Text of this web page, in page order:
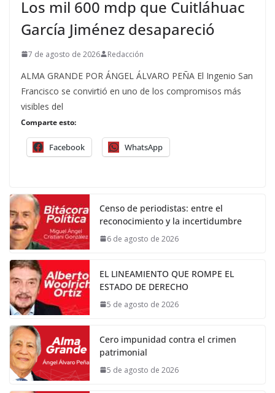
Los mil 600 mdp que Cuitláhuac
García Jiménez desapareció
7 de agosto de 2026 Redacción
ALMA GRANDE POR ÁNGEL ÁLVARO PEÑA El Ingenio San
Francisco se convirtió en uno de los compromisos más
visibles del
Comparte esto:
Facebook WhatsApp
Censo de periodistas: entre el
reconocimiento y la incertidumbre
6 de agosto de 2026
EL LINEAMIENTO QUE ROMPE EL
ESTADO DE DERECHO
5 de agosto de 2026
Cero impunidad contra el crimen
patrimonial
5 de agosto de 2026